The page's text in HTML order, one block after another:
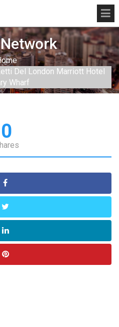
Del London Marriott Hotel
Wharf
0